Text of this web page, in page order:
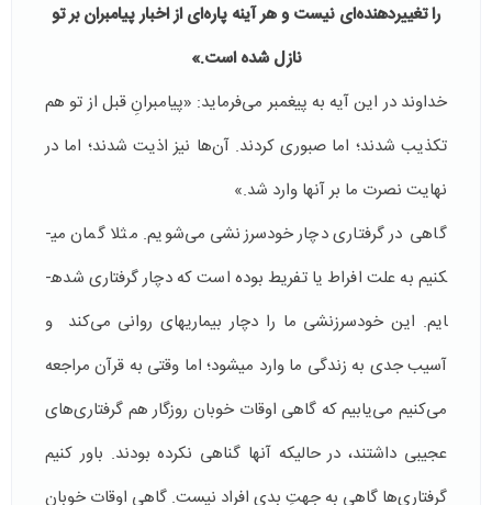
را تغييردهنده‌اى نيست و هر آينه پاره‌اى از اخبار پيامبران بر تو
نازل شده است.»
خداوند در این آیه به پیغمبر می­‌فرماید: «پیامبرانِ قبل از تو هم
تکذیب شدند؛ اما صبوری کردند. آن‌ها نیز اذیت شدند؛ اما در
نهایت نصرت ما بر آنها وارد شد.»
گاهی در گرفتاری دچار خودسرزنشی می­‌شویم. مثلا گمان می­
کنیم به علت افراط یا تفریط بوده است که دچار گرفتاری شده­
ایم. این خودسرزنشی ما را دچار بیماری­های روانی می‌کند و
آسیب جدی به زندگی ما وارد می­شود؛ اما وقتی به قرآن مراجعه
می­‌کنیم می‌یابیم که گاهی اوقات خوبان روزگار هم گرفتاری‌های
عجیبی داشتند، در حالیکه آنها گناهی نکرده بودند. باور کنیم
گرفتاری‌ها گاهی به جهتِ بدی افراد نیست. گاهی اوقات خوبان